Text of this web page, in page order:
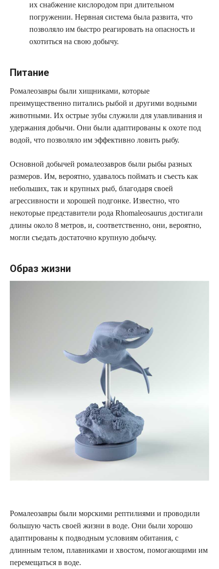
их снабжение кислородом при длительном
погружении. Нервная система была развита, что
позволяло им быстро реагировать на опасность и
охотиться на свою добычу.
Питание
Ромалеозавры были хищниками, которые
преимущественно питались рыбой и другими водными
животными. Их острые зубы служили для улавливания и
удержания добычи. Они были адаптированы к охоте под
водой, что позволяло им эффективно ловить рыбу.
Основной добычей ромалеозавров были рыбы разных
размеров. Им, вероятно, удавалось поймать и съесть как
небольших, так и крупных рыб, благодаря своей
агрессивности и хорошей подгонке. Известно, что
некоторые представители рода Rhomaleosaurus достигали
длины около 8 метров, и, соответственно, они, вероятно,
могли съедать достаточно крупную добычу.
Образ жизни
Ромалеозавры были морскими рептилиями и проводили
большую часть своей жизни в воде. Они были хорошо
адаптированы к подводным условиям обитания, с
длинным телом, плавниками и хвостом, помогающими им
перемещаться в воде.